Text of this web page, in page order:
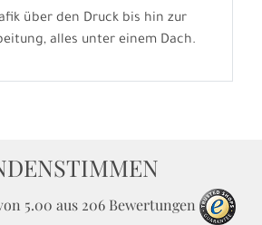
über den Druck bis hin zur
alles unter einem Dach.
5.00 aus 206 Bewertungen